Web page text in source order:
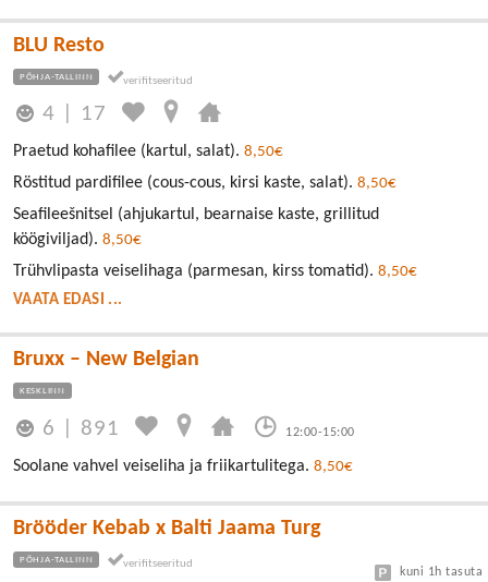
BLU Resto
PÕHJA-TALLINN
4 17
Praetud kohafilee (kartul, salat). 8,50€
Röstitud pardifilee (cous-cous, kirsi kaste, salat). 8,50€
Seafileešnitsel (ahjukartul, bearnaise kaste, grillitud
köögiviljad). 8,50€
Trühvlipasta veiselihaga (parmesan, kirss tomatid). 8,50€
VAATA EDASI ...
Bruxx – New Belgian
KESKLINN
6 891 12:00-15:00
Soolane vahvel veiseliha ja friikartulitega. 8,50€
Brööder Kebab x Balti Jaama Turg
PÕHJA-TALLINN
kuni 1h tasuta